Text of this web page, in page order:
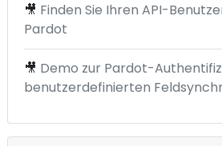
🎥 Finden Sie Ihren API-
Pardot
🎥 Demo zur Pardot-
benutzerdefinierten